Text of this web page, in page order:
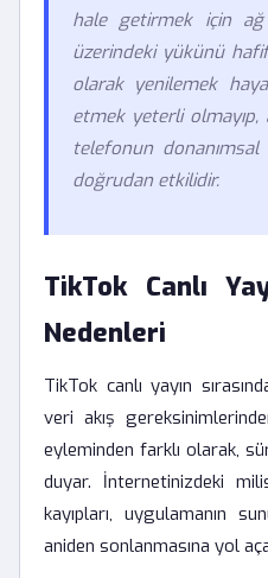
hale getirmek için ağ
üzerindeki yükünü
olarak yenilemek
etmek yeterli olmayıp,
telefonun donanımsal
doğrudan etkilidir.
TikTok Canlı
Nedenleri
TikTok canlı yayın
veri akış
eyleminden farklı olarak,
duyar. İnternetinizdeki
kayıpları, uygulamanın
aniden sonlanmasına yol